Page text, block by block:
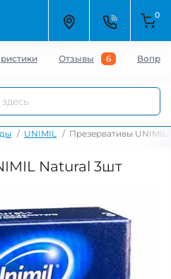
0
UNIMIL Презервативы UNIMIL
Natural 3шт
Отзывы 6